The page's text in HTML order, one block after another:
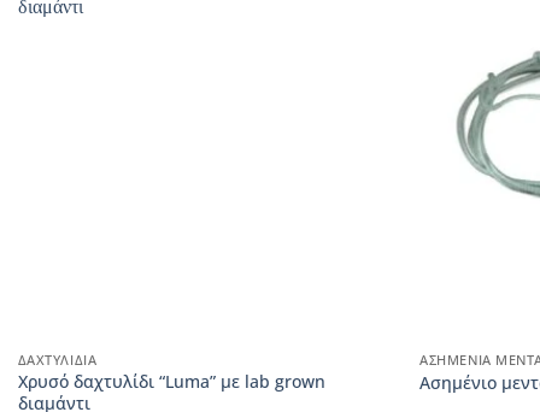
ΔΑΧΤΥΛΊΔΙΑ
Χρυσό δαχτυλίδι “Luma” με lab grown
διαμάντι
ΑΣΗΜΈΝΙΑ
Ασημένιο